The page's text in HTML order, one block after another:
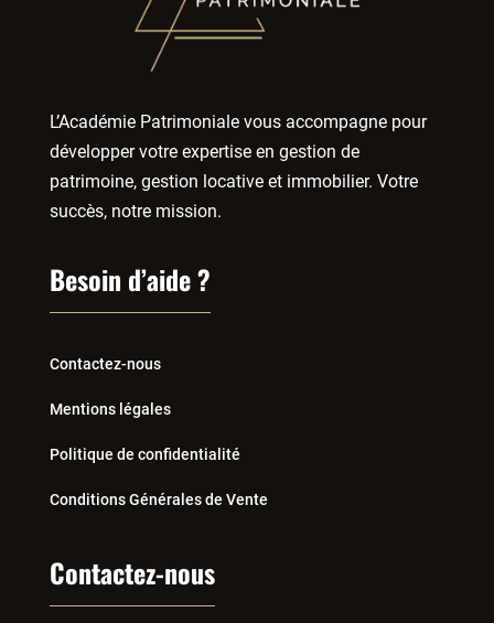
L’Académie Patrimoniale vous accompagne pour
développer votre expertise en gestion de
patrimoine, gestion locative et immobilier. Votre
succès, notre mission.
Besoin d’aide ?
Contactez-nous
Mentions légales
Politique de confidentialité
Conditions Générales de Vente
Contactez-nous